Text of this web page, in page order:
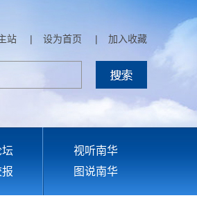
站 | 设为首页 | 加入收藏
坛
视听南华
图说南华